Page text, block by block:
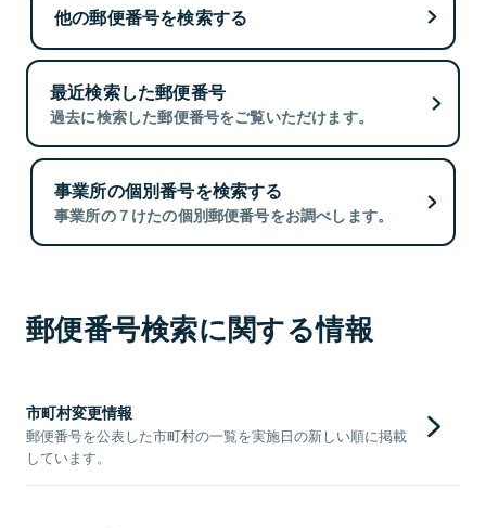
他の郵便番号を検索する
最近検索した郵便番号
過去に検索した郵便番号をご覧いただけます。
事業所の個別番号を検索する
事業所の７けたの個別郵便番号をお調べします。
郵便番号検索に関する情報
市町村変更情報
郵便番号を公表した市町村の一覧を実施日の新しい順に掲載
しています。